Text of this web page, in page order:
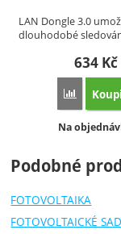
LAN Dongle 3.0
dlouhodobé
634 Kč
Porovnat
Dostupnost:
Na
Podobné
FOTOVOLTAIKA
FOTOVOLTAICKÉ